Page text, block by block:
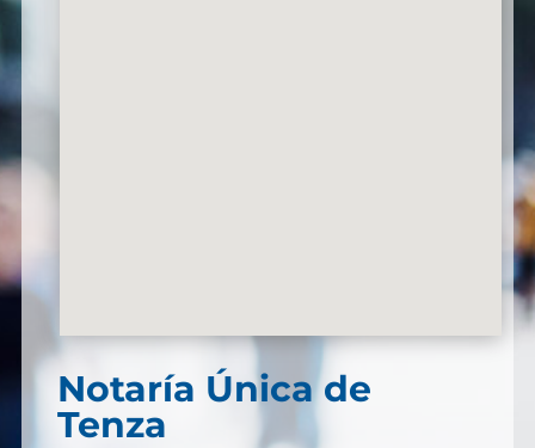
Notaría Única de
Tenza